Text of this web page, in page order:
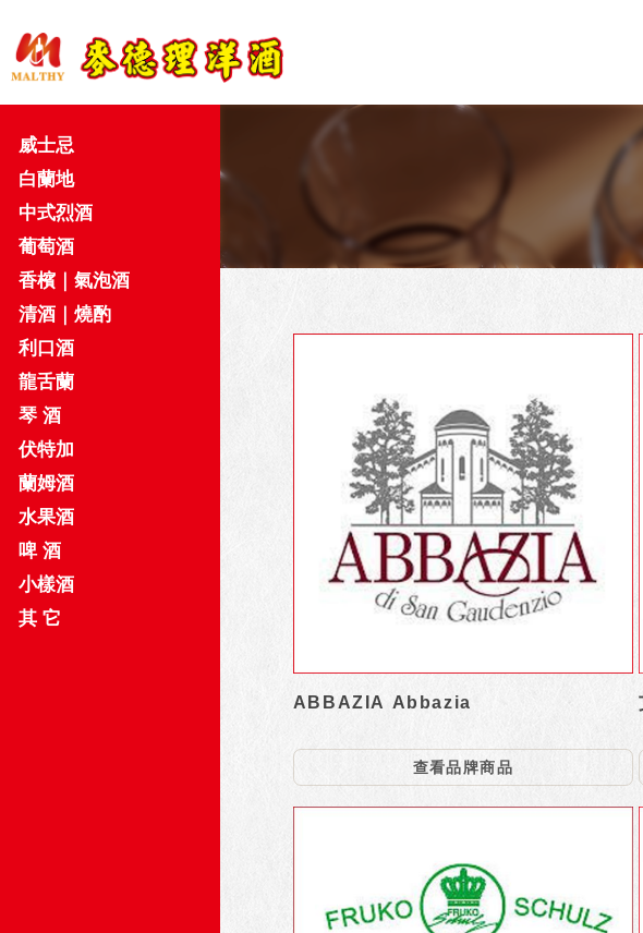
ABBAZIA Abbazia
查看品牌商品
威士忌
白蘭地
中式烈酒
葡萄酒
香檳｜氣泡酒
清酒｜燒酌
利口酒
龍舌蘭
琴 酒
伏特加
蘭姆酒
水果酒
啤 酒
小樣酒
其 它